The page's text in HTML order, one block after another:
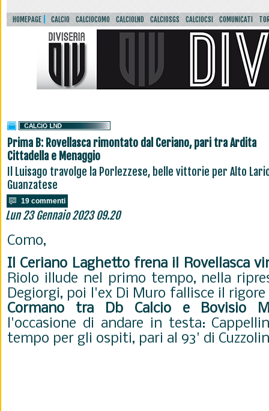
HOMEPAGE CALCIO CALCIOCOMO CALCIOLND CALCIOSGS CALCIOCSI COMUNICATI
Prima B: Rovellasca rimontato dal Ceriano, pari tra Ardita
Cittadella e Menaggio
Il Luisago travolge la Porlezzese, belle vittorie per Alto
Guanzatese
19 commenti
Lun 23 Gennaio 2023 09.20
Como,
Il Ceriano Laghetto frena il Rovellasca
Riolo illude nel primo tempo, nella
Degiorgi, poi l'ex Di Muro fallisce il
Cormano tra Db Calcio e Bovisio
l'occasione di andare in testa:
tempo per gli ospiti, pari al 93' di